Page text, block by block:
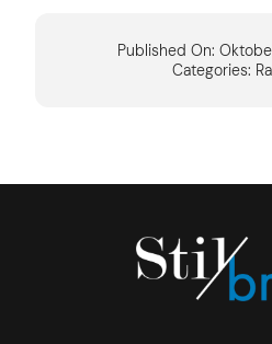
Published On:
Categories: